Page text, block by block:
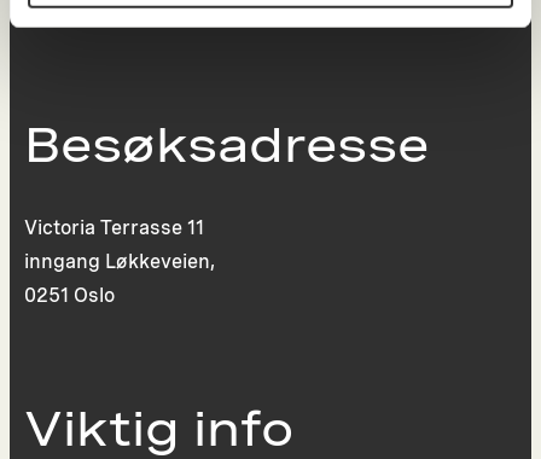
22 99 11 99
Besøksadresse
Victoria Terrasse 11
inngang Løkkeveien,
0251 Oslo
Viktig info